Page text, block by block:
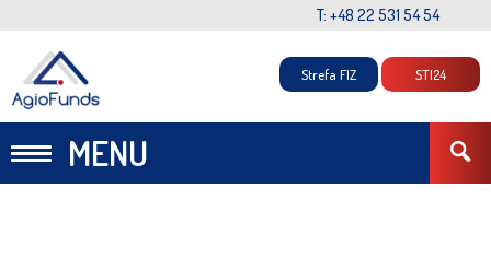
T: +48 22 531 54 54
MENU
Strefa FIZ STI24